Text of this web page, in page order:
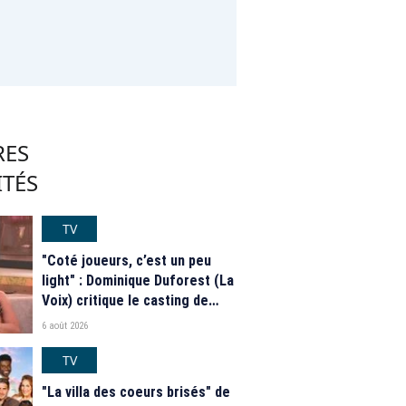
TV
"Coté joueurs, c’est un peu
light" : Dominique Duforest (La
Voix) critique le casting de
"Secret Story" 2026
6 août 2026
TV
"La villa des coeurs brisés" de